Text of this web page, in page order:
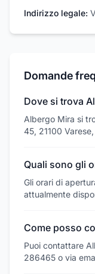
Indirizzo legale:
Domande
Dove si trova
Albergo Mira si
45, 21100
Quali sono gli
Gli orari di
attualmente
Come posso
Puoi contattare
286465 o via